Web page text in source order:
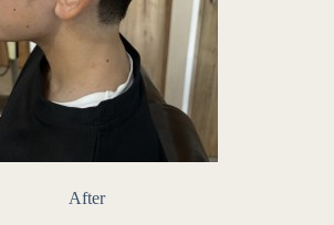
After